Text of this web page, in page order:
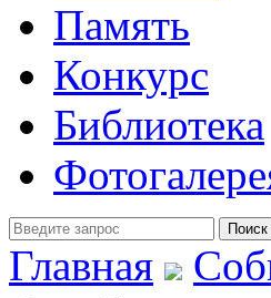
Память
Конкурс
Библиотека
Главная